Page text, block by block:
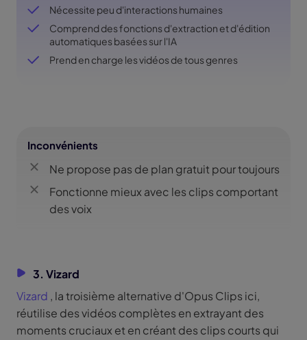
Nécessite peu d'interactions humaines
Comprend des fonctions d'extraction et d'édition
automatiques basées sur l'IA
Prend en charge les vidéos de tous genres
Inconvénients
Ne propose pas de plan gratuit pour toujours
Fonctionne mieux avec les clips comportant
des voix
3. Vizard
Vizard , la troisième alternative d'Opus Clips ici,
réutilise des vidéos complètes en extrayant des
moments cruciaux et en créant des clips courts qui